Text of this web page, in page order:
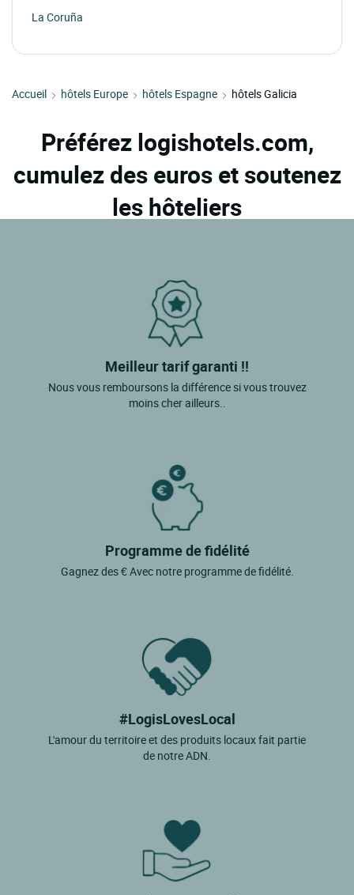
La Coruña
Accueil hôtels Europe hôtels Espagne hôtels Galicia
Préférez logishotels.com,
cumulez des euros et soutenez
les hôteliers
Meilleur tarif garanti !!
Nous vous remboursons la différence si vous trouvez
moins cher ailleurs..
Programme de fidélité
Gagnez des € Avec notre programme de fidélité.
#LogisLovesLocal
L'amour du territoire et des produits locaux fait partie
de notre ADN.